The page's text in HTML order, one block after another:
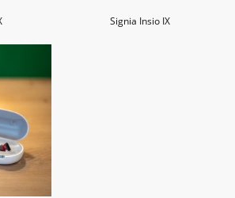
Signia Insio IX